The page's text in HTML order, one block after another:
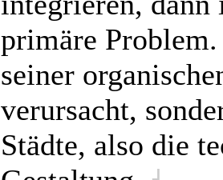
primäre
seiner
verursacht,
Städte, also die